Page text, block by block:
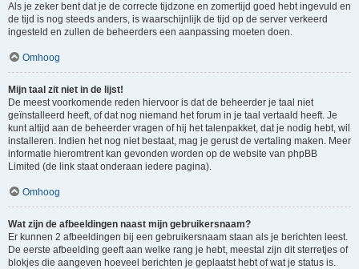
Als je zeker bent dat je de correcte tijdzone en zomertijd goed hebt ingevuld en
de tijd is nog steeds anders, is waarschijnlijk de tijd op de server verkeerd
ingesteld en zullen de beheerders een aanpassing moeten doen.
Omhoog
Mijn taal zit niet in de lijst!
De meest voorkomende reden hiervoor is dat de beheerder je taal niet
geïnstalleerd heeft, of dat nog niemand het forum in je taal vertaald heeft. Je
kunt altijd aan de beheerder vragen of hij het talenpakket, dat je nodig hebt, wil
installeren. Indien het nog niet bestaat, mag je gerust de vertaling maken. Meer
informatie hieromtrent kan gevonden worden op de website van phpBB
Limited (de link staat onderaan iedere pagina).
Omhoog
Wat zijn de afbeeldingen naast mijn gebruikersnaam?
Er kunnen 2 afbeeldingen bij een gebruikersnaam staan als je berichten leest.
De eerste afbeelding geeft aan welke rang je hebt, meestal zijn dit sterretjes of
blokjes die aangeven hoeveel berichten je geplaatst hebt of wat je status is.